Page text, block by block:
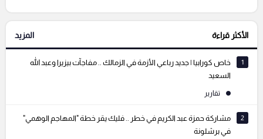
التعليقات السابقة
الأكثر قراءة المزيد
1
خاص كورابيا | جديد رباعي الأزمة في الزمالك .. مفاجآت بيزيرا وعبد الله
السعيد
تقارير
2
مشاركة حمزة عبد الكريم في خطر .. فليك يقر خطة "المهاجم الوهمي"
في برشلونة